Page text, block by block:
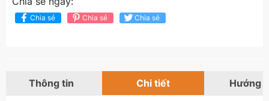
Chia sẻ Chia sẻ Chia sẻ
Thông tin Chi tiết Hướng